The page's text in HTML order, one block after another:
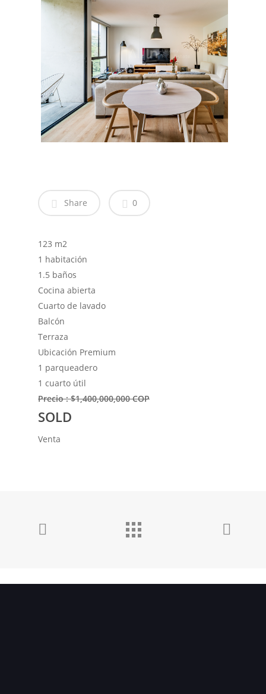
Share 0
123 m2
1 habitación
1.5 baños
Cocina abierta
Cuarto de lavado
Balcón
Terraza
Ubicación Premium
1 parqueadero
1 cuarto útil
Precio : $1,400,000,000 COP
SOLD
Venta